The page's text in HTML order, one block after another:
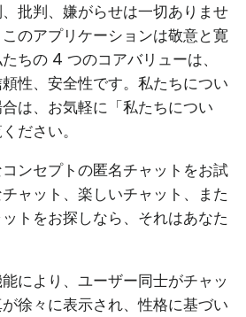
批判、嫌がらせは一切ありませ
のアプリケーションは敬意と寛
ちの 4 つのコアバリューは、
性、安全性です。私たちについ
は、お気軽に「私たちについ
ださい。
ンセプトの匿名チャットをお試
ャット、楽しいチャット、また
トをお探しなら、それはあなた
により、ユーザー同士がチャッ
徐々に表示され、性格に基づい